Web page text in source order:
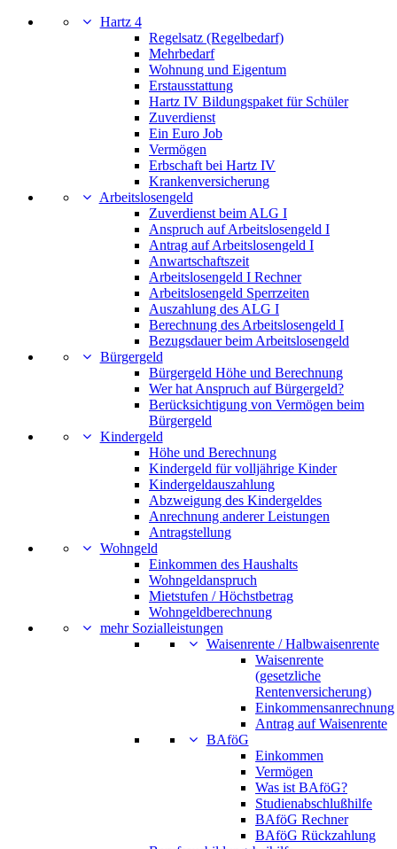
Hartz 4
Regelsatz (Regelbedarf)
Mehrbedarf
Wohnung und Eigentum
Erstausstattung
Hartz IV Bildungspaket für Schüler
Zuverdienst
Ein Euro Job
Vermögen
Erbschaft bei Hartz IV
Krankenversicherung
Arbeitslosengeld
Zuverdienst beim ALG I
Anspruch auf Arbeitslosengeld I
Antrag auf Arbeitslosengeld I
Anwartschaftszeit
Arbeitslosengeld I Rechner
Arbeitslosengeld Sperrzeiten
Auszahlung des ALG I
Berechnung des Arbeitslosengeld I
Bezugsdauer beim Arbeitslosengeld
Bürgergeld
Bürgergeld Höhe und Berechnung
Wer hat Anspruch auf Bürgergeld?
Berücksichtigung von Vermögen beim
Bürgergeld
Kindergeld
Höhe und Berechnung
Kindergeld für volljährige Kinder
Kindergeldauszahlung
Abzweigung des Kindergeldes
Anrechnung anderer Leistungen
Antragstellung
Wohngeld
Einkommen des Haushalts
Wohngeldanspruch
Mietstufen / Höchstbetrag
Wohngeldberechnung
mehr Sozialleistungen
Waisenrente / Halbwaisenrente
Waisenrente
(gesetzliche
Rentenversicherung)
Einkommensanrechnung
Antrag auf Waisenrente
BAföG
Einkommen
Vermögen
Was ist BAföG?
Studienabschlußhilfe
BAföG Rechner
BAföG Rückzahlung